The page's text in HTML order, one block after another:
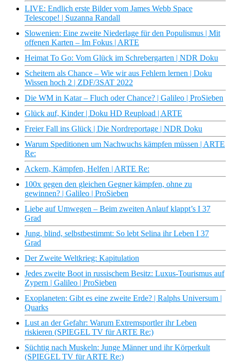
LIVE: Endlich erste Bilder vom James Webb Space
Telescope! | Suzanna Randall
Slowenien: Eine zweite Niederlage für den Populismus | Mit
offenen Karten – Im Fokus | ARTE
Heimat To Go: Vom Glück im Schrebergarten | NDR Doku
Scheitern als Chance – Wie wir aus Fehlern lernen | Doku
Wissen hoch 2 | ZDF/3SAT 2022
Die WM in Katar – Fluch oder Chance? | Galileo | ProSieben
Glück auf, Kinder | Doku HD Reupload | ARTE
Freier Fall ins Glück | Die Nordreportage | NDR Doku
Warum Speditionen um Nachwuchs kämpfen müssen | ARTE
Re:
Ackern, Kämpfen, Helfen | ARTE Re:
100x gegen den gleichen Gegner kämpfen, ohne zu
gewinnen? | Galileo | ProSieben
Liebe auf Umwegen – Beim zweiten Anlauf klappt’s I 37
Grad
Jung, blind, selbstbestimmt: So lebt Selina ihr Leben I 37
Grad
Der Zweite Weltkrieg: Kapitulation
Jedes zweite Boot in russischem Besitz: Luxus-Tourismus auf
Zypern | Galileo | ProSieben
Exoplaneten: Gibt es eine zweite Erde? | Ralphs Universum |
Quarks
Lust an der Gefahr: Warum Extremsportler ihr Leben
riskieren (SPIEGEL TV für ARTE Re:)
Süchtig nach Muskeln: Junge Männer und ihr Körperkult
(SPIEGEL TV für ARTE Re:)